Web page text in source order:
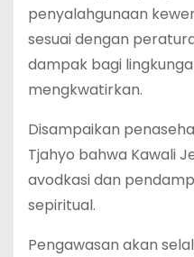
penyalahgunaan
sesuai dengan
dampak bagi
mengkwatirkan.
Disampaikan
Tjahyo bahwa Kawali
avodkasi dan
sepiritual.
Pengawasan akan